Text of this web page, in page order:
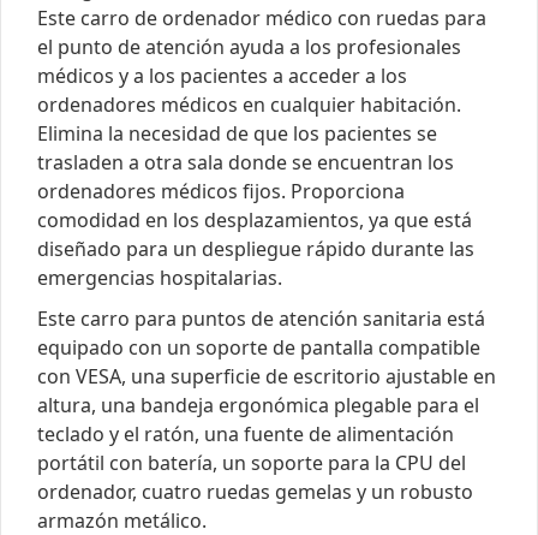
Este carro de ordenador médico con ruedas para
el punto de atención ayuda a los profesionales
médicos y a los pacientes a acceder a los
ordenadores médicos en cualquier habitación.
Elimina la necesidad de que los pacientes se
trasladen a otra sala donde se encuentran los
ordenadores médicos fijos. Proporciona
comodidad en los desplazamientos, ya que está
diseñado para un despliegue rápido durante las
emergencias hospitalarias.
Este carro para puntos de atención sanitaria está
equipado con un soporte de pantalla compatible
con VESA, una superficie de escritorio ajustable en
altura, una bandeja ergonómica plegable para el
teclado y el ratón, una fuente de alimentación
portátil con batería, un soporte para la CPU del
ordenador, cuatro ruedas gemelas y un robusto
armazón metálico.